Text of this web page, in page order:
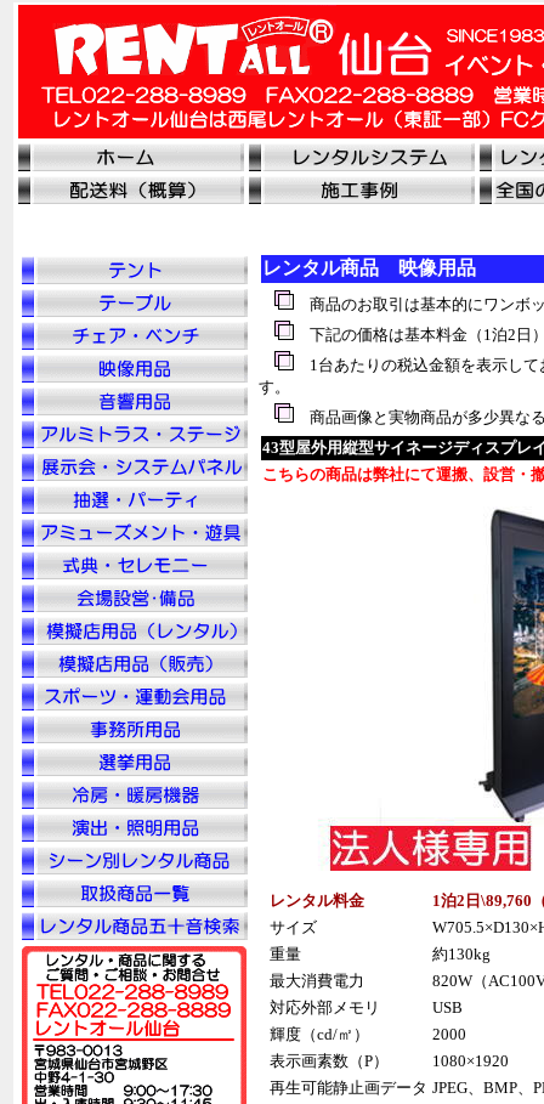
レンタル商品 映像用品
商品のお取引は基本的にワンボ
下記の価格は基本料金（1泊2日
1台あたりの税込金額を表示して
す。
商品画像と実物商品が多少異な
43型屋外用縦型サイネージディスプレ
こちらの商品は弊社にて運搬、設営・
レンタル料金
1泊2日\89,760
サイズ
重量
約130kg
最大消費電力
820W（
対応外部メモリ
USB
輝度（cd/㎡）
2000
表示画素数（P）
1080×1920
再生可能静止画データ JPEG、BMP、